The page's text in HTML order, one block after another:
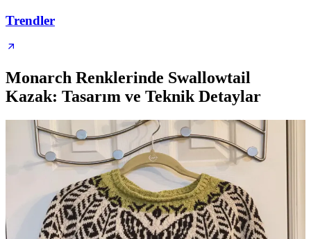
Trendler
Monarch Renklerinde Swallowtail
Kazak: Tasarım ve Teknik Detaylar